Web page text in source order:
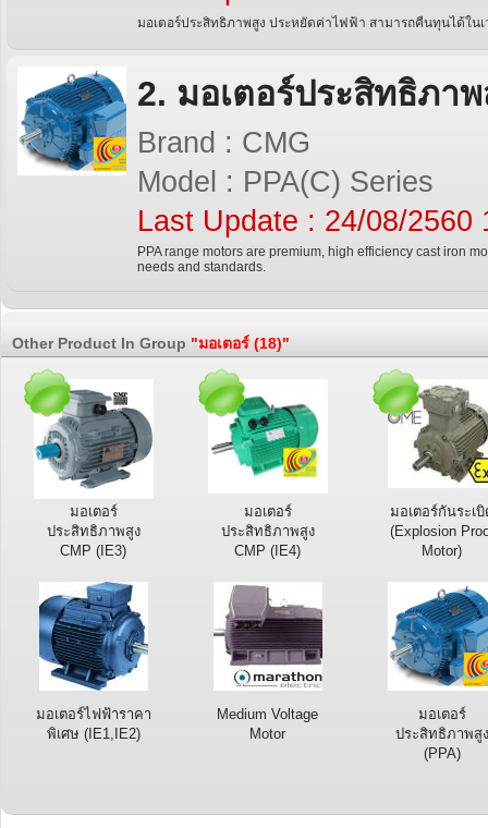
มอเตอร์ประสิทธิภาพสูง ประหยัดค่าไฟฟ้า สามารถคืนทุนได้ใน
2. มอเตอร์ประสิทธิภา
Brand : CMG
Model : PPA(C) Series
Last Update : 24/08/2560
PPA range motors are premium, high efficiency cast iron
needs and standards.
Other Product In Group "มอเตอร์ (18)"
มอเตอร์
ประสิทธิภาพสูง
CMP (IE3)
มอเตอร์
ประสิทธิภาพสูง
CMP (IE4)
มอเตอร์กันระเ
(Explosion
Motor)
มอเตอร์ไฟฟ้าราคา
พิเศษ (IE1,IE2)
Medium Voltage
Motor
มอเตอร์
ประสิทธิภาพสูง
(PPA)